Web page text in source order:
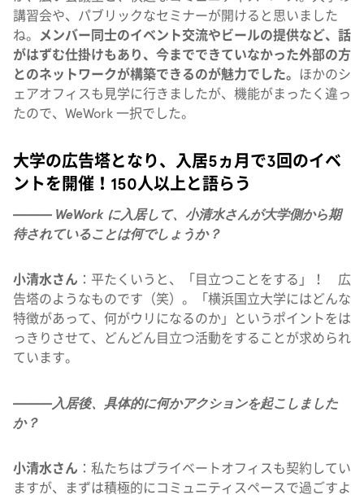
講習会や、パブリックなセミナーが開けると思いました
ね。 メンバー同士のイベント交流やビールの提供など、話
がはずむ仕掛けもあり、今までできていなかった外部の方
とのネットワークが構築できるのが魅力でした。
ほかのシ
ェアオフィスも見学に行きましたが、機能がまったく違っ
たので、WeWork 一択でした。
大学の広告塔となり、入居5ヵ月で3回のイベ
ントを開催！150人以上と語らう
——— WeWork に入居して、小清水さんが大学側から期
待されていることは何でしょうか？
小清水さん ：平たくいうと、「目立つことをする」！ 広
告塔のようなものです（笑）。「横浜国立大学にはどんな
特徴があって、何がウリになるのか」というポイントをは
っきりさせて、どんどん目立つ活動をすることが求められ
ています。
———入居後、具体的に何かアクションを起こしました
か？
小清水さん ：私たちはプライベートオフィスも契約してい
ますが、まずは積極的にコミュニティスペースで過ごすよ